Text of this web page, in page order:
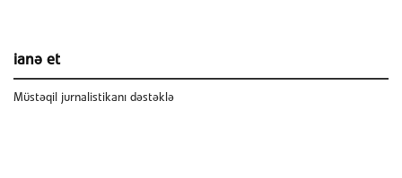
ianə et
Müstəqil jurnalistikanı dəstəklə